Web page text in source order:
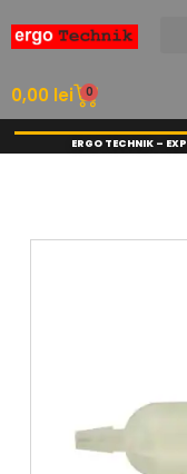
0,00 lei 0
ERGO TECHNIK –